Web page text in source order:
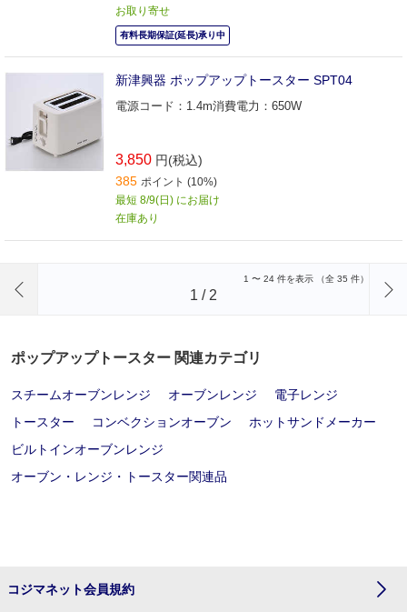
お取り寄せ
有料長期保証(延長)承り中
新津興器 ポップアップトースター SPT04
電源コード：1.4m消費電力：650W
3,850 円(税込)
385 ポイント (10%)
最短 8/9(日) にお届け
在庫あり
1 〜 24 件を表示 （全 35 件）
1 / 2
ポップアップトースター 関連カテゴリ
スチームオーブンレンジ オーブンレンジ
電子レンジ
トースター
コンベクションオーブン
ホットサンドメーカー
ビルトインオーブンレンジ
オーブン・レンジ・トースター関連品
コジマネット会員規約